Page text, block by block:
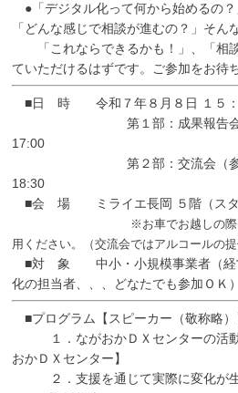
●「デジタル化って何から始めるの？
「どんな感じで相談が進むの？」そん
「これならできるかも！」、「相
ていただけるはずです。ご参加をお待
■日 時 令和７年８月８日 １５：
第１部：成果報告会・事
17:00
第２部：交流会（参加
18:30
■会 場 ミライエ長岡 ５階（スタ
※お車でお越しの際は、周
用ください。（交流会ではアルコールの提
■対 象 中小・小規模事業者（経
化の担当者、、、どなたでも参加ＯＫ）
■プログラム【スピーカー（敬称略）
１．ながおかＤＸセンターの活
おかＤＸセンター】
２．支援を通じて実際に変化が生